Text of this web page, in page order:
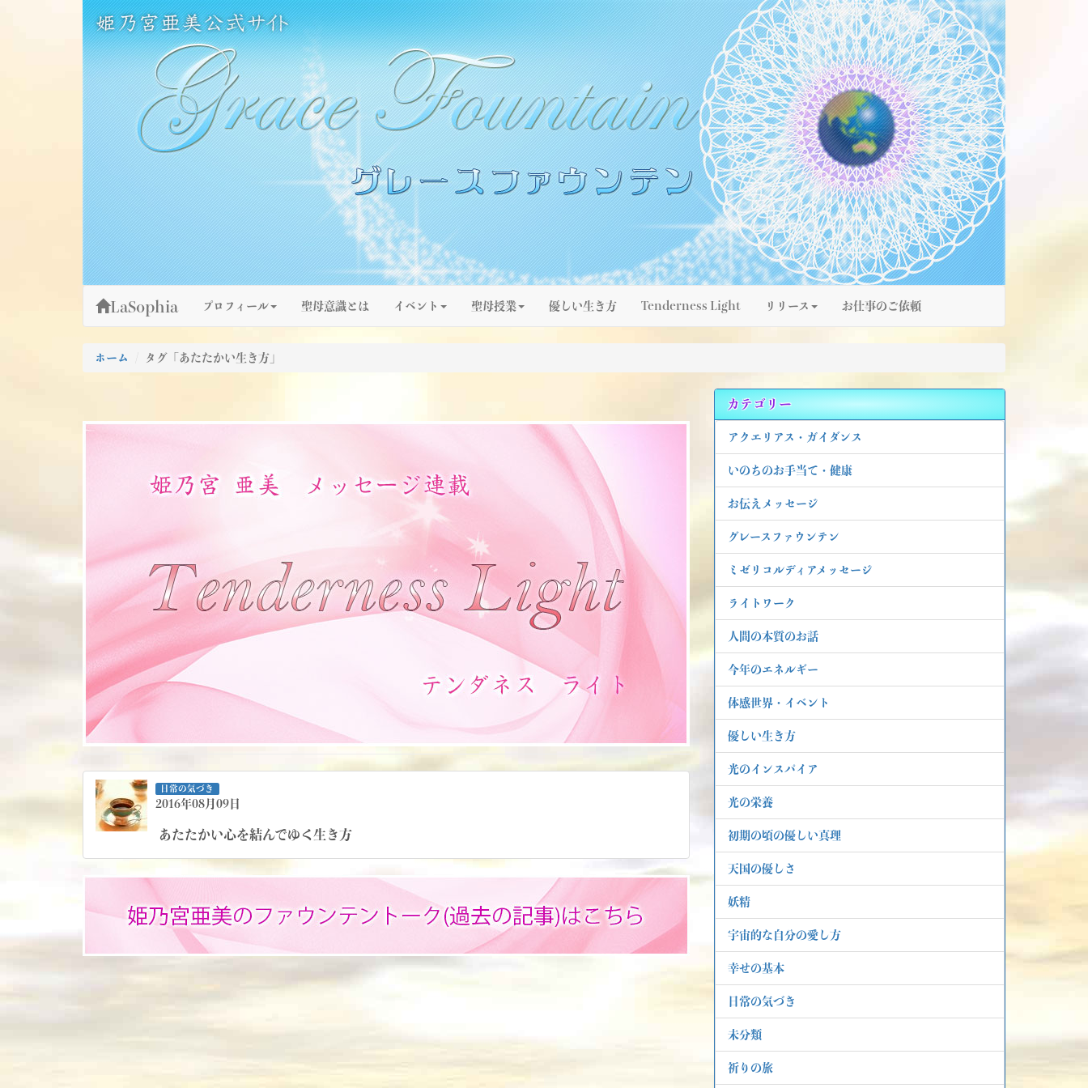
姫乃宮亜美公式サイト～Grace Fountain～
グレースファウンテン
LaSophia プロフィール 聖母意識とは イベント 聖母授業 優しい生き方 Tenderness Light リリース お仕事のご依頼
ホーム タグ「あたたかい生き方」
日常の気づき
2016年08月09日
あたたかい心を結んでゆく生き方
カテゴリー
アクエリアス・ガイダンス
いのちのお手当て・健康
お伝えメッセージ
グレースファウンテン
ミゼリコルディアメッセージ
ライトワーク
人間の本質のお話
今年のエネルギー
体感世界・イベント
優しい生き方
光のインスパイア
光の栄養
初期の頃の優しい真理
天国の優しさ
妖精
宇宙的な自分の愛し方
幸せの基本
日常の気づき
未分類
祈りの旅